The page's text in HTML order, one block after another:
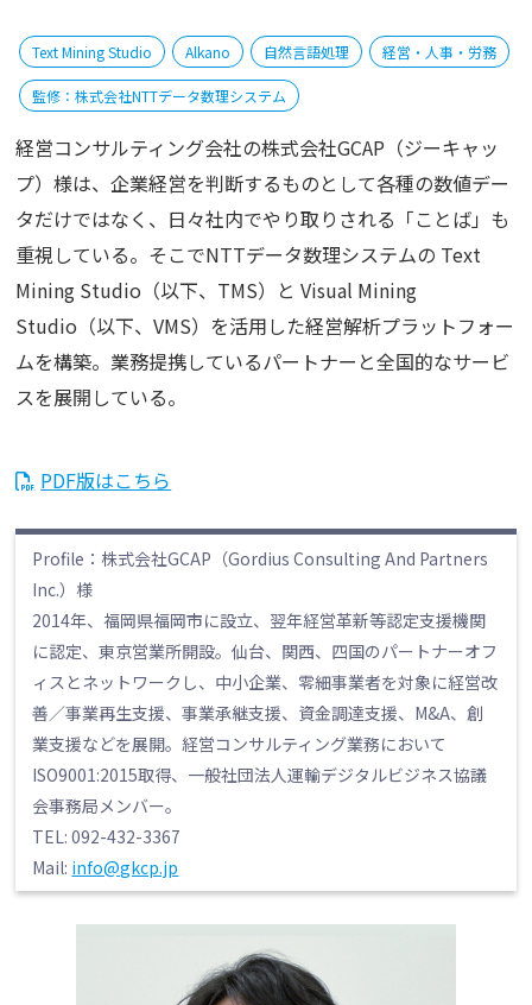
Text Mining Studio Alkano 自然言語処理 経営・人事・労務
監修：株式会社NTTデータ数理システム
経営コンサルティング会社の株式会社GCAP（ジーキャッ
プ）様は、企業経営を判断するものとして各種の数値デー
タだけではなく、日々社内でやり取りされる「ことば」も
重視している。そこでNTTデータ数理システムの Text
Mining Studio（以下、TMS）と Visual Mining
Studio（以下、VMS）を活用した経営解析プラットフォー
ムを構築。業務提携しているパートナーと全国的なサービ
スを展開している。
PDF版はこちら
Profile：株式会社GCAP（Gordius Consulting And Partners
Inc.）様
2014年、福岡県福岡市に設立、翌年経営革新等認定支援機関
に認定、東京営業所開設。仙台、関西、四国のパートナーオフ
ィスとネットワークし、中小企業、零細事業者を対象に経営改
善／事業再生支援、事業承継支援、資金調達支援、M&A、創
業支援などを展開。経営コンサルティング業務において
ISO9001:2015取得、一般社団法人運輸デジタルビジネス協議
会事務局メンバー。
TEL: 092-432-3367
Mail: info@gkcp.jp